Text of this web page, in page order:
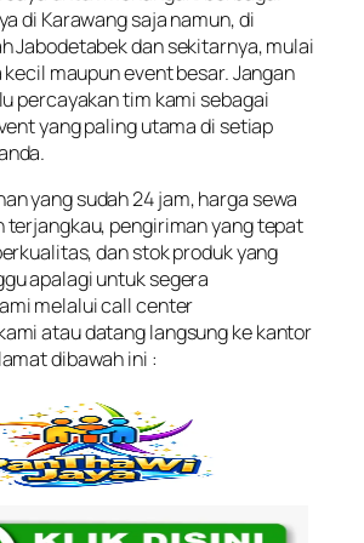
di Karawang saja namun, di
Jabodetabek dan sekitarnya, mulai
maupun event besar. Jangan
percayakan tim kami sebagai
yang paling utama di setiap
yang sudah 24 jam, harga sewa
terjangkau, pengiriman yang tepat
dan stok produk yang
apalagi untuk segera
melalui call center
atau datang langsung ke kantor
dibawah ini :